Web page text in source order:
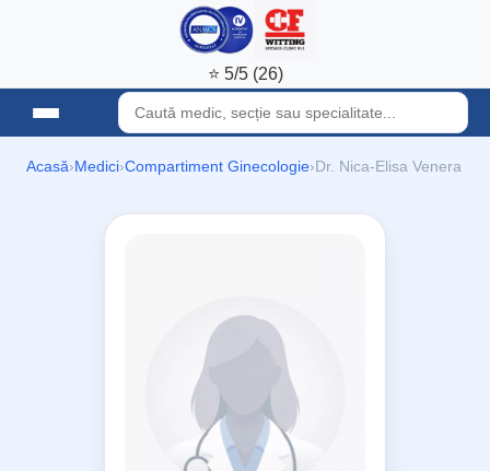
⭐ 5/5 (26)
Acasă›Medici›Compartiment Ginecologie›Dr. Nica-Elisa Venera